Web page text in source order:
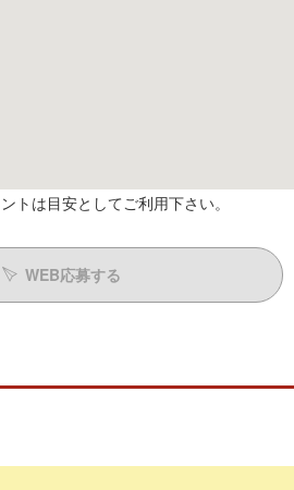
トは目安としてご利用下さい。
WEB応募する